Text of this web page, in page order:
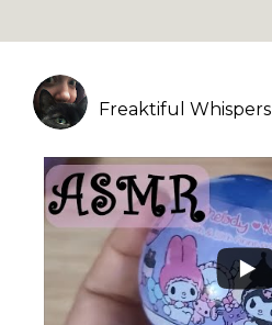
entradas
Freaktiful Whispers